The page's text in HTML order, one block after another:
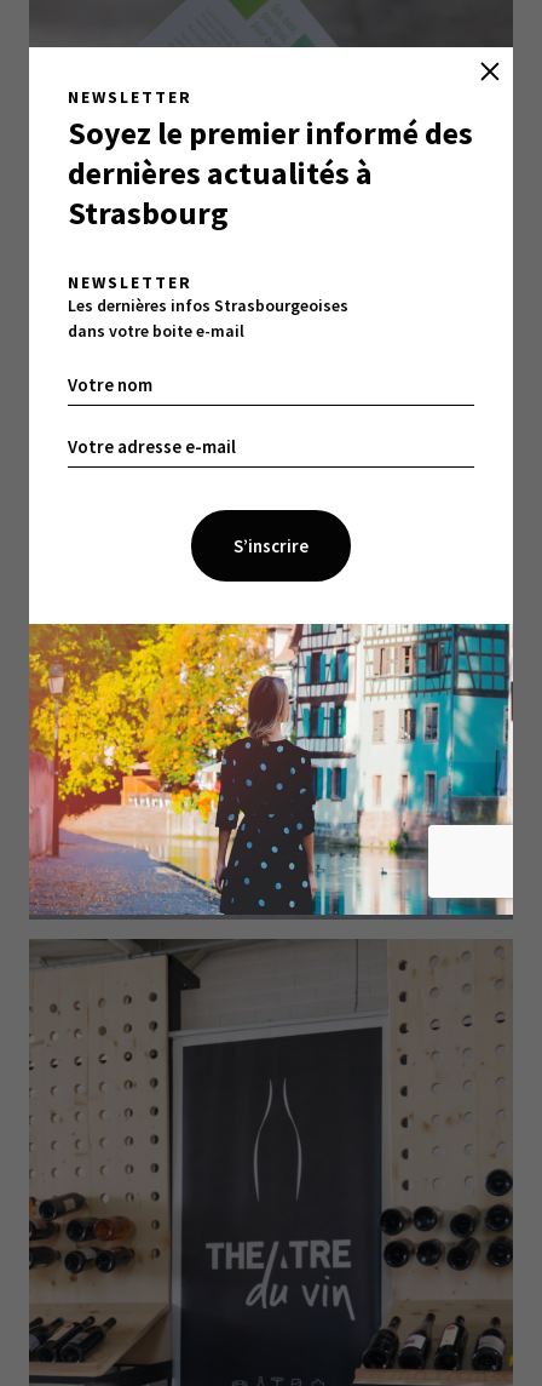
NEWSLETTER
Soyez le premier informé des
dernières actualités à
Strasbourg
NEWSLETTER
Les dernières infos Strasbourgeoises
dans votre boite e-mail